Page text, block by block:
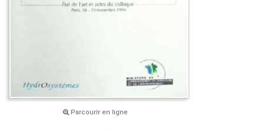
Parcourir en ligne